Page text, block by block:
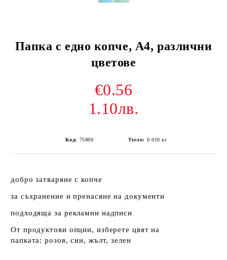
Папка с едно копче, А4, различни
цветове
€0.56
1.10лв.
Код: 75800 Тегло: 0.010 кг
добро затваряне с копче
за съхранение и пренасяне на документи
подходящa за рекламни надписи
От продуктови опции, изберете цвят на
папката: розов, син, жълт, зелен